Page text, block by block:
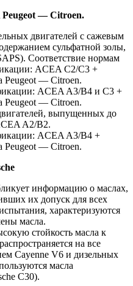
Peugeot — Citroen.
двигателей с сажевым
сульфатной золы,
Соответствие нормам
ACEA C2/C3 +
Peugeot — Citroen.
ACEA A3/B4 и C3 +
Peugeot — Citroen.
выпущенных до
A2/B2.
ACEA A3/B4 +
Peugeot — Citroen.
информацию о маслах,
их допуск для всех
характеризуются
масла.
стойкость масла к
на все
Cayenne V6 и дизельных
масла
C30).